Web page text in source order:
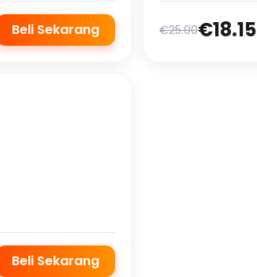
Beli Sekarang €25.00€18.15
Beli Sekarang